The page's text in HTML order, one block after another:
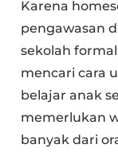
Karena
pengawasan
sekolah
mencari cara
belajar anak
memerlukan
banyak dari